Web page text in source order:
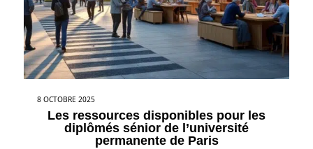
8 OCTOBRE 2025
Les ressources disponibles pour les
diplômés sénior de l’université
permanente de Paris